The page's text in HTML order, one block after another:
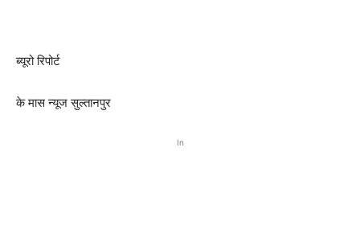
ब्यूरो रिपोर्ट
के मास न्यूज सुल्तानपुर
In